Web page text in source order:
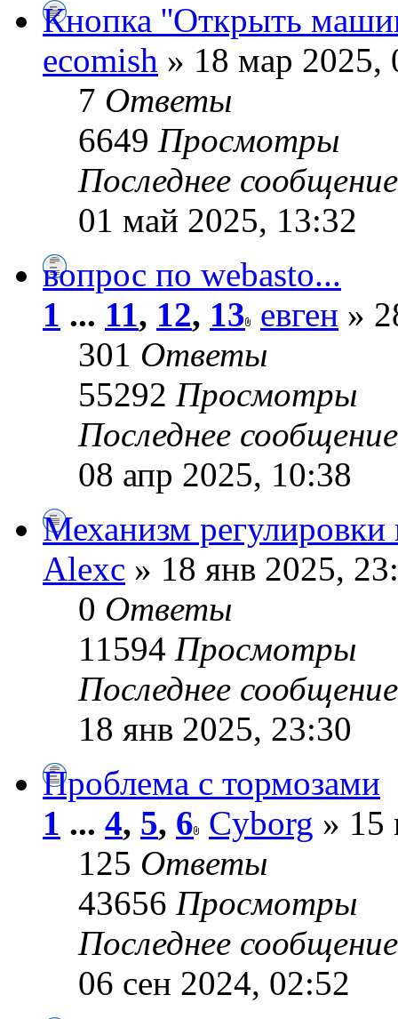
Кнопка ''Открыть
ecomish » 18 мар 2025,
7 Ответы
6649 Просмотры
Последнее
01 май 2025, 13:32
вопрос по webasto...
1 ... 11, 12, 13 евген »
301 Ответы
55292 Просмотры
Последнее
08 апр 2025, 10:38
Механизм регулировки
Alexc » 18 янв 2025,
0 Ответы
11594 Просмотры
Последнее
18 янв 2025, 23:30
Проблема с тормозами
1 ... 4, 5, 6 Cyborg » 15
125 Ответы
43656 Просмотры
Последнее
06 сен 2024, 02:52